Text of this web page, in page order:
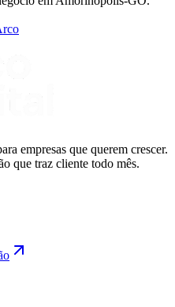
empresas que querem crescer.
que traz cliente todo mês.